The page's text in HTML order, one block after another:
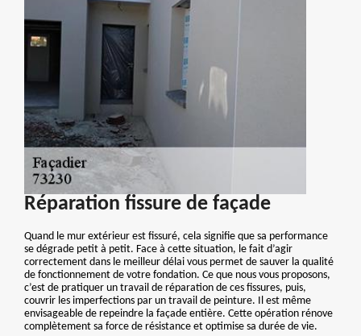
Réparation fissure de façade
Quand le mur extérieur est fissuré, cela signifie que sa performance
se dégrade petit à petit. Face à cette situation, le fait d’agir
correctement dans le meilleur délai vous permet de sauver la qualité
de fonctionnement de votre fondation. Ce que nous vous proposons,
c’est de pratiquer un travail de réparation de ces fissures, puis,
couvrir les imperfections par un travail de peinture. Il est même
envisageable de repeindre la façade entière. Cette opération rénove
complètement sa force de résistance et optimise sa durée de vie.